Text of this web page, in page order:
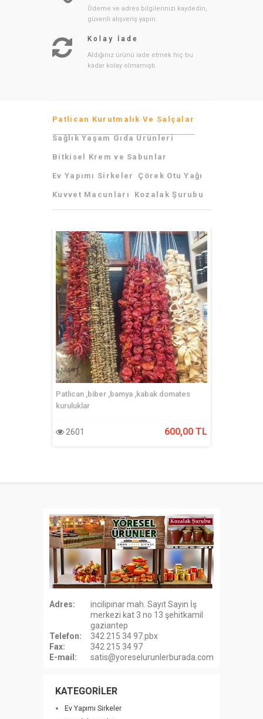
Ödeme ve adres bilgilerinizi kaydedin,
güvenli alışveriş yapın.
Kolay İade
Aldığınız ürünü iade etmek hiç bu
kadar kolay olmamıştı.
Patlican Kurutmalık Ve Salçalar
Sağlık Yaşam Gıda Ürünleri
Bitkisel Krem ve Sabunlar
Ev Yapımı Sirkeler Çörek Otu Yağı
Kuvvet Macunları Kozalak Şurubu
Patlican ,biber ,bamya ,kabak domates
kuruluklar
2601 600,00 TL
Adres:
incilipınar mah. Sayıt Sayın İş
merkezi kat 3 no 13 şehitkamil
gaziantep
Telefon:
342 215 34 97.pbx
Fax:
342 215 34 97
E-mail:
satis@yoreselurunlerburada.com
KATEGORİLER
Ev Yapımı Sirkeler